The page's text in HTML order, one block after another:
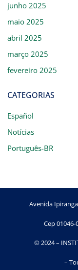
junho 2025
maio 2025
abril 2025
março 2025
fevereiro 2025
CATEGORIAS
Español
Notícias
Português-BR
Avenida
Cep
© 2024 –
–